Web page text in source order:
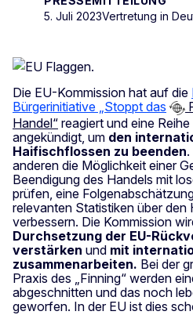
5. Juli 2023Vertretung in
Die EU-Kommission hat auf die
Bürgerinitiative „Stoppt das
Handel“ reagiert und eine
angekündigt, um den
Haifischflossen zu beenden
anderen die Möglichkeit einer
Beendigung des Handels mit
prüfen, eine
relevanten Statistiken über den
verbessern. Die Kommission
Durchsetzung der EU-
verstärken und mit
zusammenarbeiten. Bei der
Praxis des „Finning“ werden
abgeschnitten und das noch
geworfen. In der EU ist dies